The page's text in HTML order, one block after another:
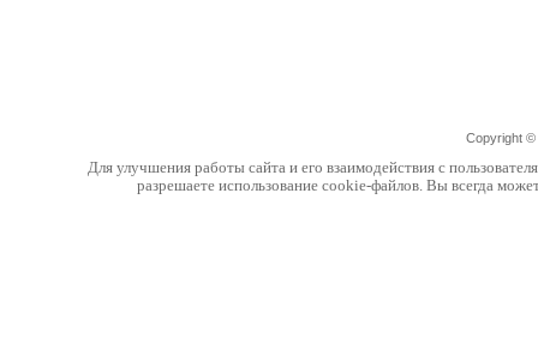
Copyright ©
Для улучшения работы сайта и его взаимодействия с
разрешаете использование cookie-файлов. Вы всегда